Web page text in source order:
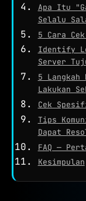
Apa Itu
Selalu
5 Cara
Identify
Server
5
Lakukan
Cek
Tips
Dapat
FAQ —
Kesimpulan